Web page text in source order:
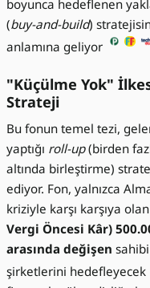
boyunca hedeflenen
(buy-and-build)
anlamına geliyor
"Küçülme Yok"
Strateji
Bu fonun temel tezi,
yaptığı roll-up(birden
altında birleştirme)
ediyor. Fon, yalnızca
kriziyle karşı karşıya
Vergi Öncesi Kâr)
arasında değişen
şirketlerini hedefleyecek